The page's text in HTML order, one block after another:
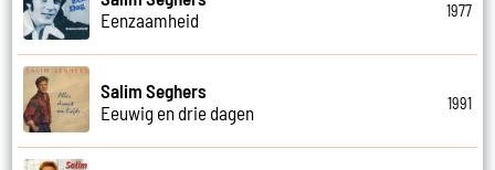
Eenzaamheid
1977
Salim Seghers
Eeuwig en drie dagen
1991